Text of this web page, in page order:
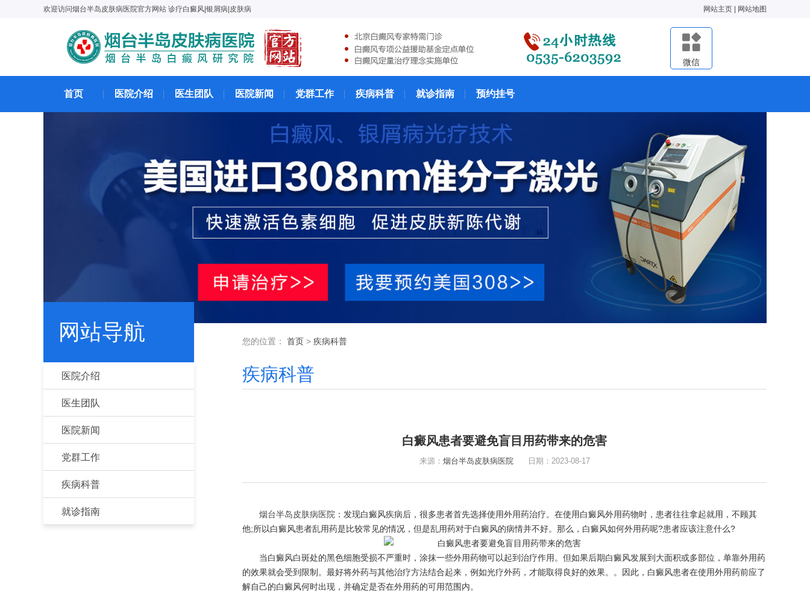
欢迎访问烟台半岛皮肤病医院官方网站 诊疗白癜风|银屑病|皮肤病 网站主页 网站地图
微信
首页 医院介绍 医生团队 医院新闻 党群工作 疾病科普 就诊指南 预约挂号
网站导航
医院介绍
医生团队
医院新闻
党群工作
疾病科普
就诊指南
您的位置： 首页 > 疾病科普
疾病科普
白癜风患者要避免盲目用药带来的危害
来源： 烟台半岛皮肤病医院日期：2023-08-17
烟台半岛皮肤病医院 ：发现白癜风疾病后，很多患者首先选择使用外用药治疗。在使用白癜风外用药物时，患者往往拿起就用，不顾其
他;所以白癜风患者乱用药是比较常见的情况，但是乱用药对于白癜风的病情并不好。那么，白癜风如何外用药呢?患者应该注意什么?
当白癜风白斑处的黑色细胞受损不严重时，涂抹一些外用药物可以起到治疗作用。但如果后期白癜风发展到大面积或多部位，单靠外用药
的效果就会受到限制。最好将外药与其他治疗方法结合起来，例如光疗外药，才能取得良好的效果。。因此，白癜风患者在使用外用药前应了
解自己的白癜风何时出现，并确定是否在外用药的可用范围内。